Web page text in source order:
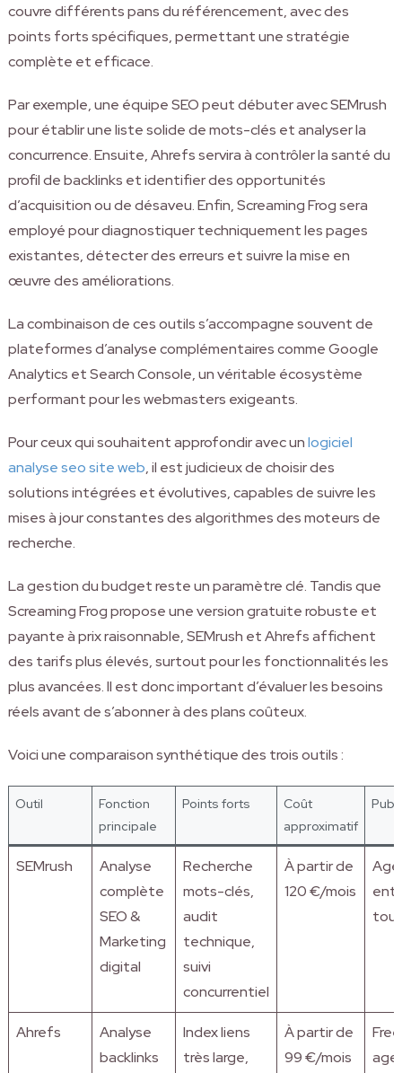
couvre différents pans du référencement, avec des
points forts spécifiques, permettant une stratégie
complète et efficace.
Par exemple, une équipe SEO peut débuter avec SEMrush
pour établir une liste solide de mots-clés et analyser la
concurrence. Ensuite, Ahrefs servira à contrôler la santé du
profil de backlinks et identifier des opportunités
d’acquisition ou de désaveu. Enfin, Screaming Frog sera
employé pour diagnostiquer techniquement les pages
existantes, détecter des erreurs et suivre la mise en
œuvre des améliorations.
La combinaison de ces outils s’accompagne souvent de
plateformes d’analyse complémentaires comme Google
Analytics et Search Console, un véritable écosystème
performant pour les webmasters exigeants.
Pour ceux qui souhaitent approfondir avec unlogiciel
analyse seo site web, il est judicieux de choisir des
solutions intégrées et évolutives, capables de suivre les
mises à jour constantes des algorithmes des moteurs de
recherche.
La gestion du budget reste un paramètre clé. Tandis que
Screaming Frog propose une version gratuite robuste et
payante à prix raisonnable, SEMrush et Ahrefs affichent
des tarifs plus élevés, surtout pour les fonctionnalités les
plus avancées. Il est donc important d’évaluer les besoins
réels avant de s’abonner à des plans coûteux.
Voici une comparaison synthétique des trois outils :
Outil
Fonction
principale
Points forts
Coût
approximatif
SEMrush
Analyse
complète
SEO &
Marketing
digital
Recherche
mots-clés,
audit
technique,
suivi
concurrentiel
À partir de
120 €/mois
Ahrefs
Analyse
backlinks
Index liens
très large,
À partir de
99 €/mois